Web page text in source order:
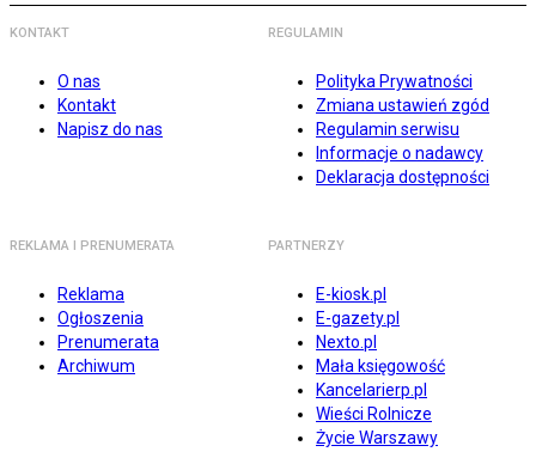
KONTAKT
O nas
Kontakt
Napisz do nas
REGULAMIN
Polityka Prywatności
Zmiana ustawień zgód
Regulamin serwisu
Informacje o nadawcy
Deklaracja dostępności
REKLAMA I PRENUMERATA
Reklama
Ogłoszenia
Prenumerata
Archiwum
PARTNERZY
E-kiosk.pl
E-gazety.pl
Nexto.pl
Mała księgowość
Kancelarierp.pl
Wieści Rolnicze
Życie Warszawy